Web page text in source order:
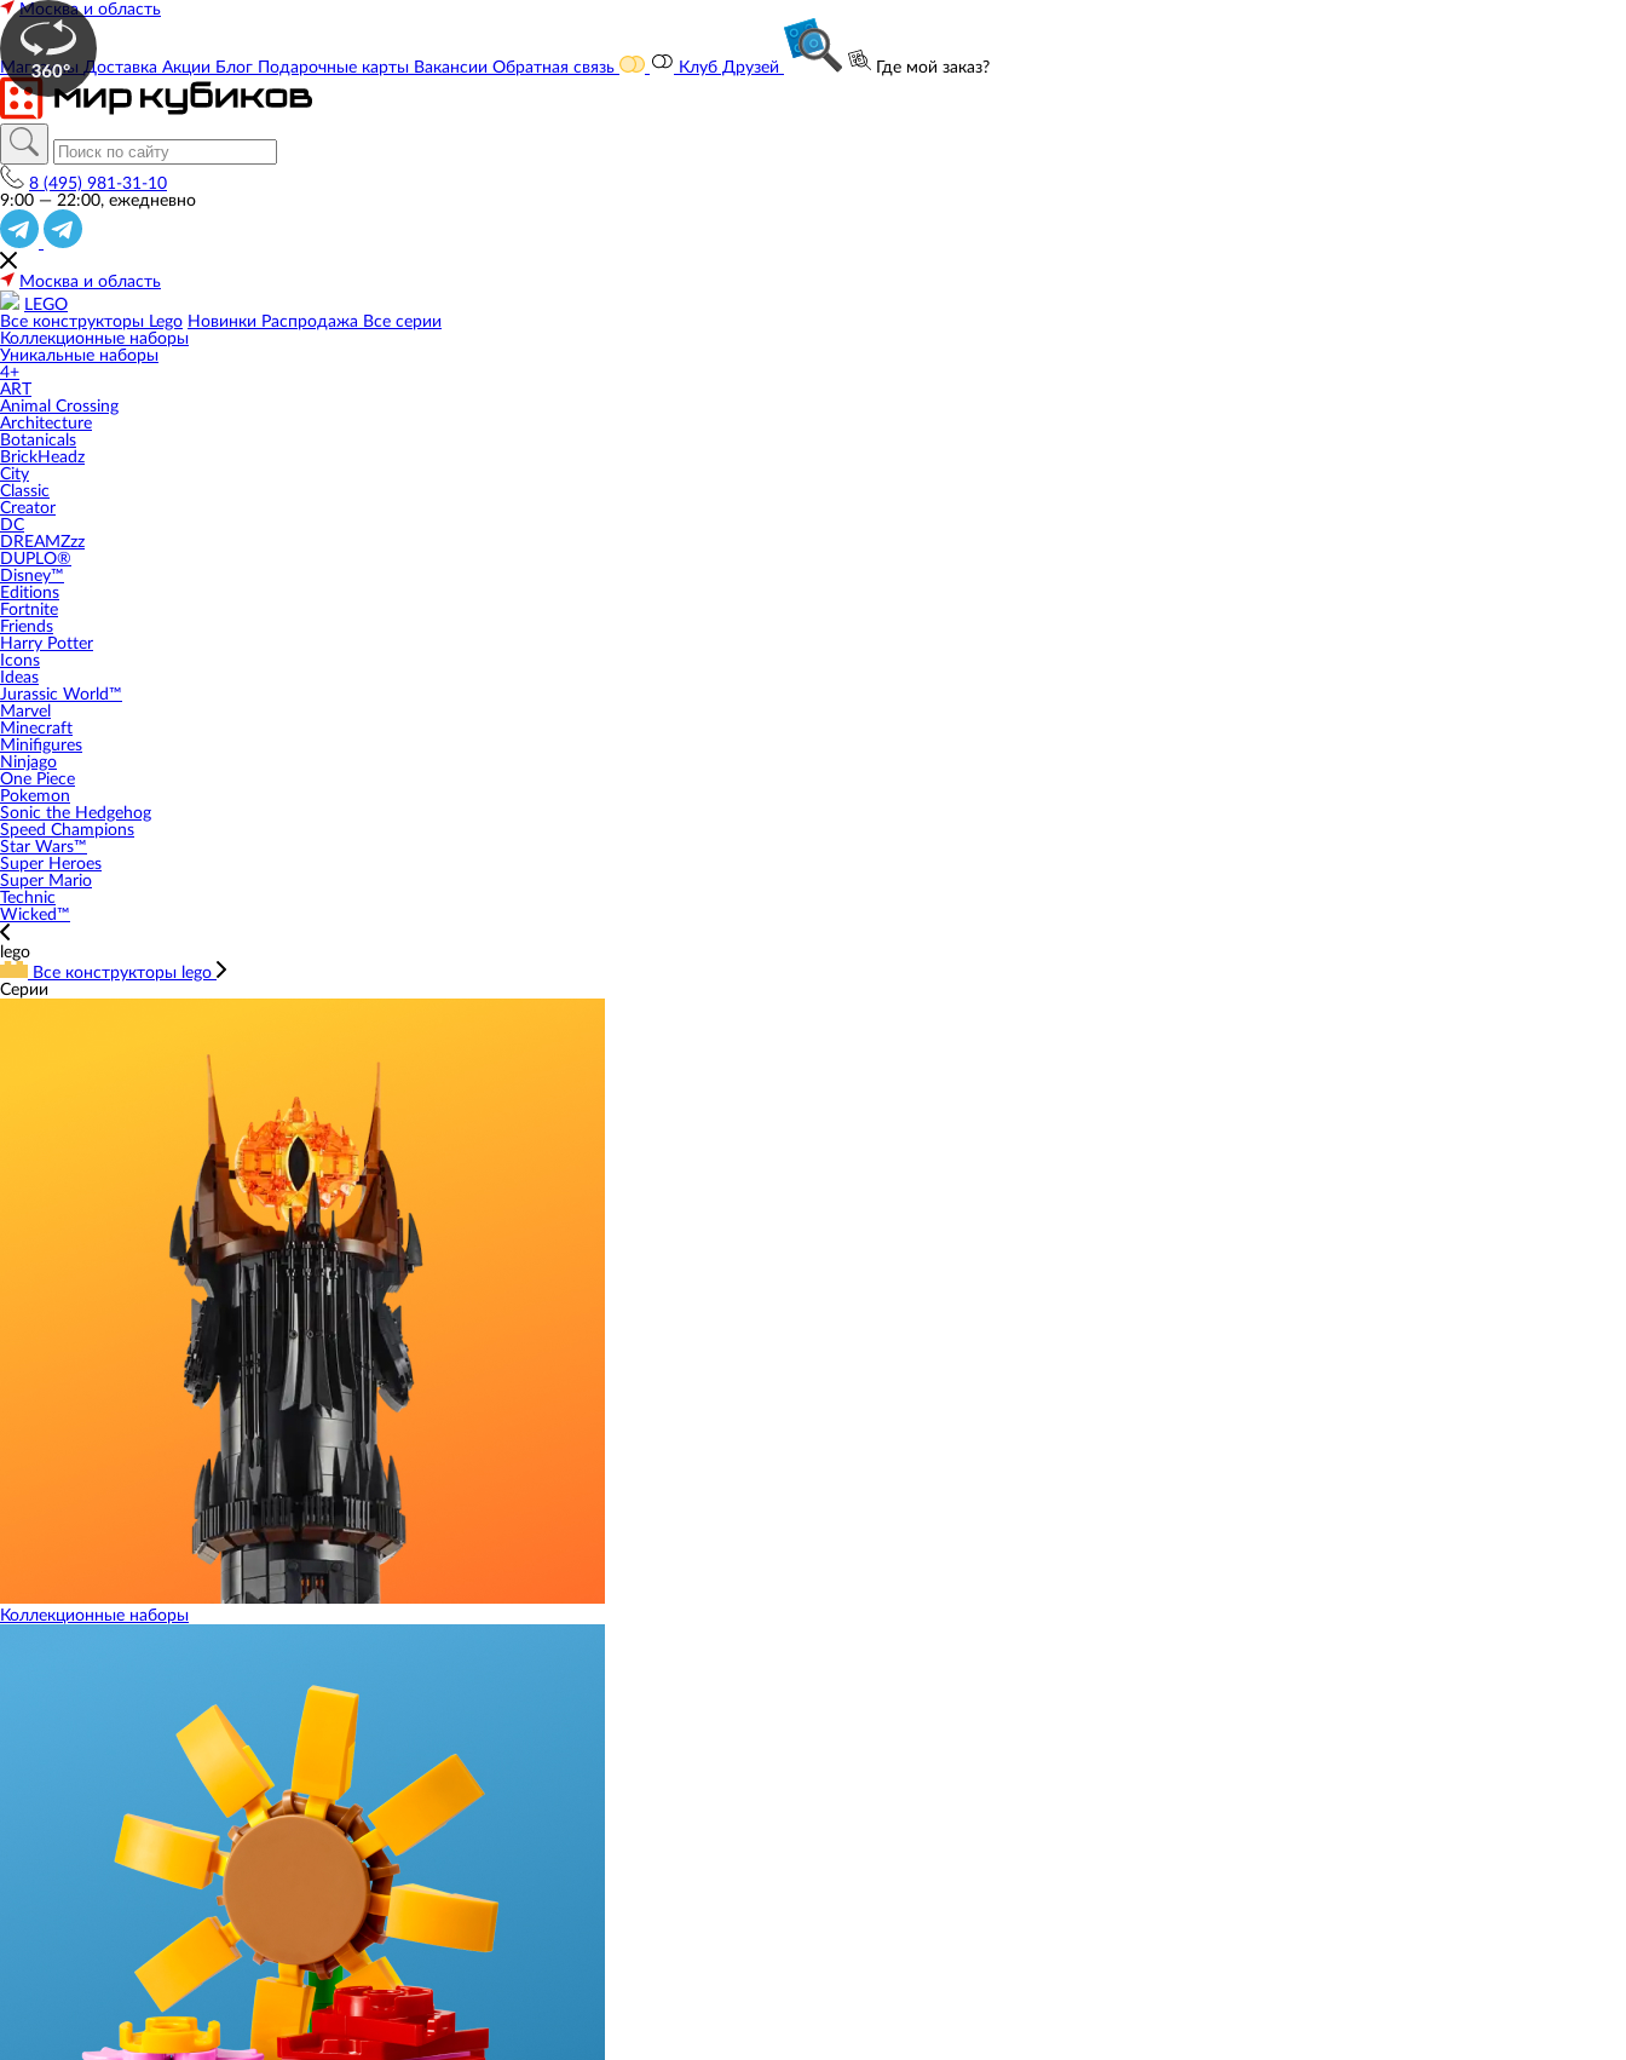
Москва и область
Магазины Доставка Акции Блог Подарочные карты Вакансии Обратная связь Клуб Друзей Где мой заказ?
8 (495) 981-31-10
9:00 — 22:00, ежедневно
Москва и область
LEGO
Все конструкторы Lego Новинки Распродажа Все серии
Коллекционные наборы
Уникальные наборы
4+
ART
Animal Crossing
Architecture
Botanicals
BrickHeadz
City
Classic
Creator
DC
DREAMZzz
DUPLO®
Disney™
Editions
Fortnite
Friends
Harry Potter
Icons
Ideas
Jurassic World™
Marvel
Minecraft
Minifigures
Ninjago
One Piece
Pokemon
Sonic the Hedgehog
Speed Champions
Star Wars™
Super Heroes
Super Mario
Technic
Wicked™
lego
Все конструкторы lego
Серии
Коллекционные наборы